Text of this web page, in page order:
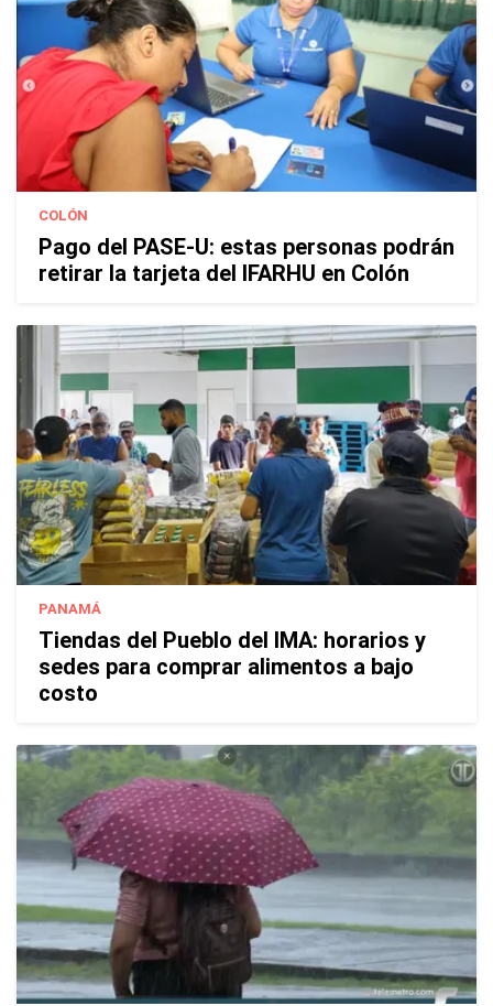
COLÓN
Pago del PASE-U: estas personas podrán
retirar la tarjeta del IFARHU en Colón
PANAMÁ
Tiendas del Pueblo del IMA: horarios y
sedes para comprar alimentos a bajo
costo